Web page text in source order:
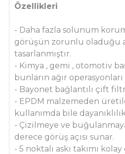
Özellikleri
- Daha fazla solunum
görüşün zorunlu oladuğu
tasarlanmıştır.
- Kimya , gemi , otomotiv
bunların ağır
- Bayonet bağlantılı çift
- EPDM malzemeden
kullanımda bile
- Çizilmeye ve
derece görüş açısı sunar.
- 5 noktalı askı takımı